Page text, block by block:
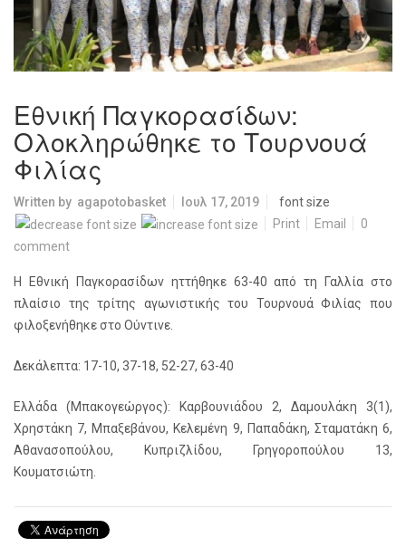
Εθνική Παγκορασίδων:
Ολοκληρώθηκε το Τουρνουά
Φιλίας
Written by agapotobasket Ιουλ 17, 2019
font size
Print
Email
0
comment
Η Εθνική Παγκορασίδων ηττήθηκε 63-40 από τη Γαλλία στο
πλαίσιο της τρίτης αγωνιστικής του Τουρνουά Φιλίας που
φιλοξενήθηκε στο Ούντινε.
Δεκάλεπτα: 17-10, 37-18, 52-27, 63-40
Ελλάδα (Μπακογεώργος): Καρβουνιάδου 2, Δαμουλάκη 3(1),
Χρηστάκη 7, Μπαξεβάνου, Κελεμένη 9, Παπαδάκη, Σταματάκη 6,
Αθανασοπούλου, Κυπριζλίδου, Γρηγοροπούλου 13,
Κουματσιώτη.